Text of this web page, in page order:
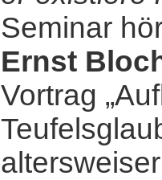
Seminar
Ernst
Vortrag